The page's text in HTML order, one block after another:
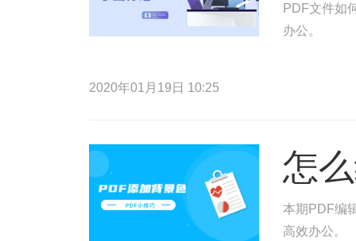
PDF文件如
办公。
2020年01月19日 10:25
怎
本期PDF编
高效办公。